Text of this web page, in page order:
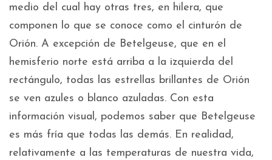
medio del cual hay otras tres, en hilera, que
componen lo que se conoce como el cinturón de
Orión. A excepción de Betelgeuse, que en el
hemisferio norte está arriba a la izquierda del
rectángulo, todas las estrellas brillantes de Orión
se ven azules o blanco azuladas. Con esta
información visual, podemos saber que Betelgeuse
es más fría que todas las demás. En realidad,
relativamente a las temperaturas de nuestra vida,